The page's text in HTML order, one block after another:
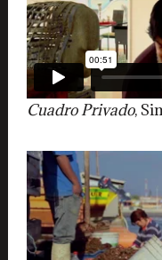
Cuadro Privado,